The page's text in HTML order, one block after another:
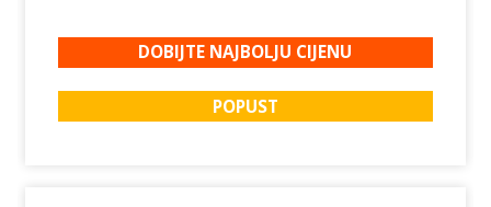
DOBIJTE NAJBOLJU CIJENU
POPUST